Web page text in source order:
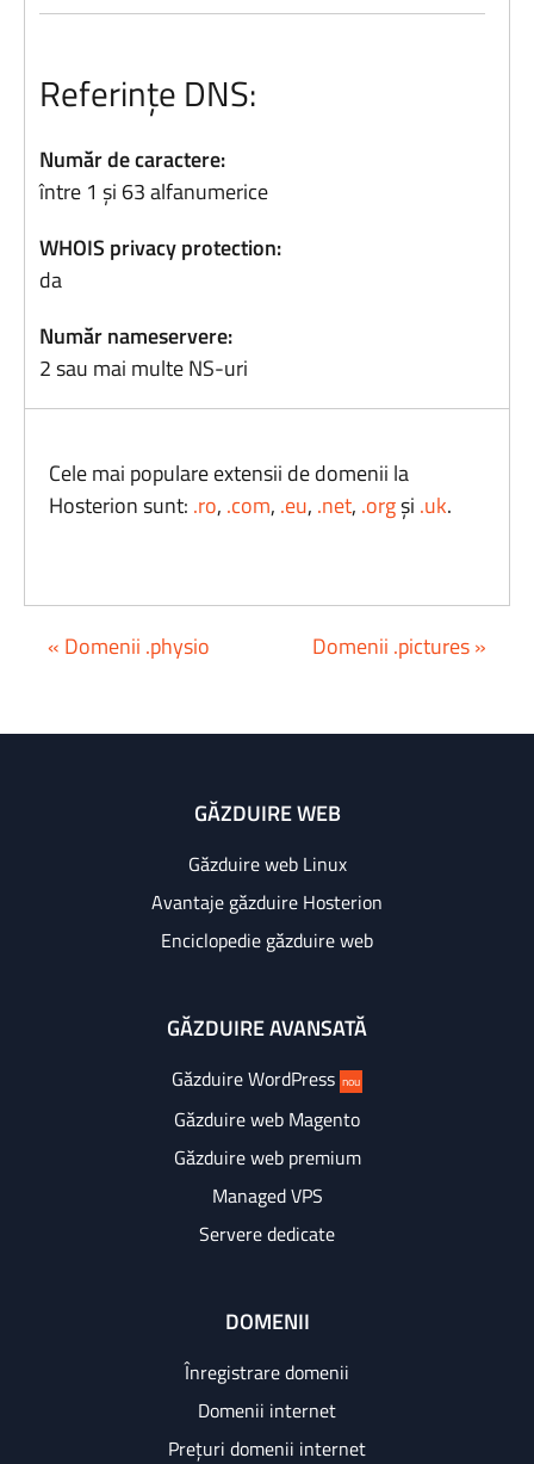
Referințe DNS:
Număr de caractere:
între 1 și 63 alfanumerice
WHOIS privacy protection:
da
Număr nameservere:
2 sau mai multe NS-uri
Cele mai populare extensii de domenii la
Hosterion sunt: .ro, .com, .eu, .net, .orgși .uk.
« Domenii .physio Domenii .pictures »
GĂZDUIRE WEB
Găzduire web Linux
Avantaje găzduire Hosterion
Enciclopedie găzduire web
GĂZDUIRE AVANSATĂ
Găzduire WordPress nou
Găzduire web Magento
Găzduire web premium
Managed VPS
Servere dedicate
DOMENII
Înregistrare domenii
Domenii internet
Prețuri domenii internet